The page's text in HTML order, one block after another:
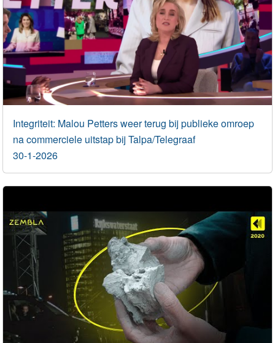
Integriteit: Malou Petters weer terug bij publieke omroep
na commerciele uitstap bij Talpa/Telegraaf
30-1-2026